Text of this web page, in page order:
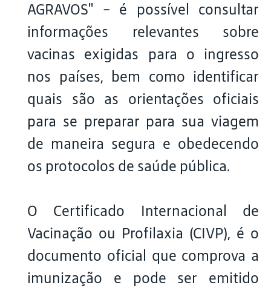
AGRAVOS" - é possível consultar
informações relevantes sobre
vacinas exigidas para o ingresso
nos países, bem como identificar
quais são as orientações oficiais
para se preparar para sua viagem
de maneira segura e obedecendo
os protocolos de saúde pública.
O Certificado Internacional de
Vacinação ou Profilaxia (CIVP), é o
documento oficial que comprova a
imunização e pode ser emitido